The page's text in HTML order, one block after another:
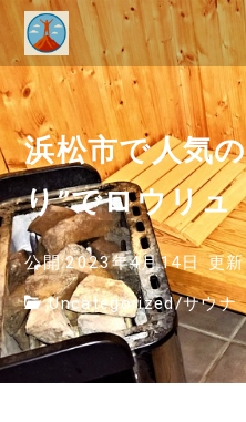
浜松市で人気
り”でロウリュ
公開:2023年4月14日 更
Uncategorized/サウナ